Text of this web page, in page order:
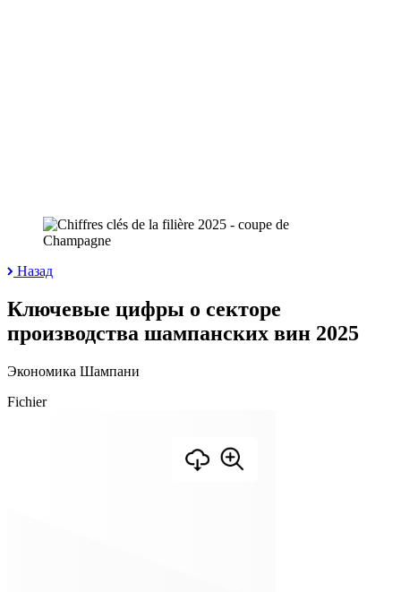
Назад
Ключевые цифры о секторе
производства шампанских вин 2025
Экономика Шампани
Fichier